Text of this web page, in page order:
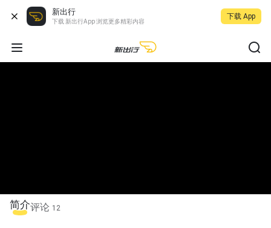
新出行
下载 新出行App 浏览更多精彩内容
下载 App
简介评论 12